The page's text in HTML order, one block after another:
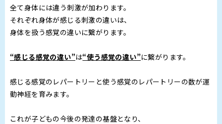
全て身体には違う刺激が加わります。
それぞれ身体が感じる刺激の違いは、
身体を扱う感覚の違いに繋がります。
“感じる感覚の違い”は“使う感覚の違い”に繋がります。
感じる感覚のレパートリーと使う感覚のレパートリーの数が運
動神経を育みます。
これが子どもの今後の発達の基盤となり、